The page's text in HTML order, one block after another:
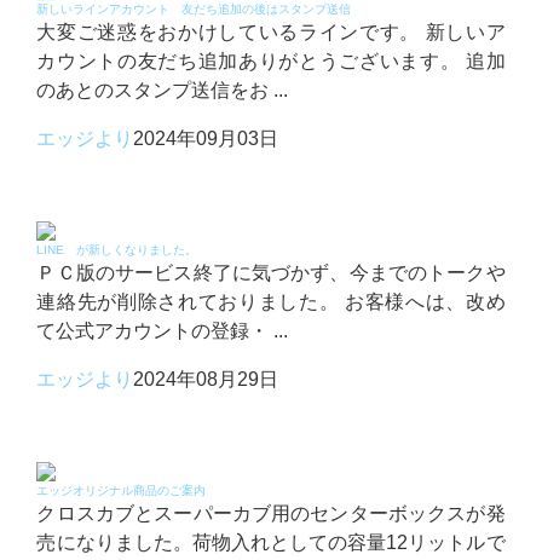
新しいラインアカウント 友だち追加の後はスタンプ送信
大変ご迷惑をおかけしているラインです。 新しいア
カウントの友だち追加ありがとうございます。 追加
のあとのスタンプ送信をお ...
エッジより 2024年09月03日
LINE が新しくなりました。
ＰＣ版のサービス終了に気づかず、今までのトークや
連絡先が削除されておりました。 お客様へは、改め
て公式アカウントの登録・ ...
エッジより 2024年08月29日
エッジオリジナル商品のご案内
クロスカブとスーパーカブ用のセンターボックスが発
売になりました。荷物入れとしての容量12リットルで